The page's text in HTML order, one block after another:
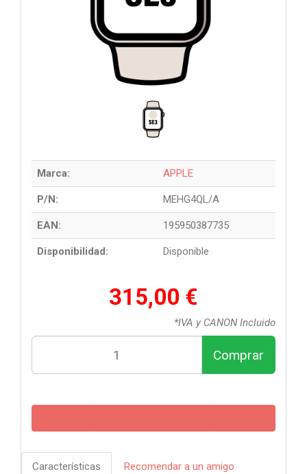
Marca: APPLE
P/N: MEHG4QL/A
EAN: 195950387735
Disponibilidad: Disponible
315,00 €
*IVA y CANON Incluido
Comprar
Características Recomendar a un amigo